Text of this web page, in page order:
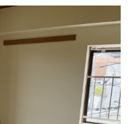
p
y
L
i